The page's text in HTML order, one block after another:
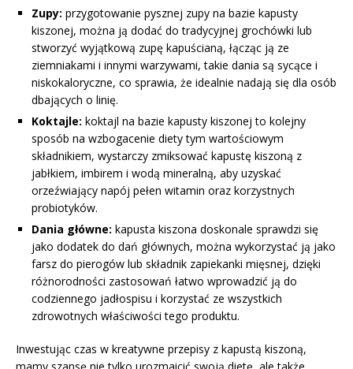
Zupy: przygotowanie pysznej zupy na bazie kapusty
kiszonej, można ją dodać do tradycyjnej grochówki lub
stworzyć wyjątkową zupę kapuścianą, łącząc ją ze
ziemniakami i innymi warzywami, takie dania są sycące i
niskokaloryczne, co sprawia, że idealnie nadają się dla osób
dbających o linię.
Koktajle: koktajl na bazie kapusty kiszonej to kolejny
sposób na wzbogacenie diety tym wartościowym
składnikiem, wystarczy zmiksować kapustę kiszoną z
jabłkiem, imbirem i wodą mineralną, aby uzyskać
orzeźwiający napój pełen witamin oraz korzystnych
probiotyków.
Dania główne: kapusta kiszona doskonale sprawdzi się
jako dodatek do dań głównych, można wykorzystać ją jako
farsz do pierogów lub składnik zapiekanki mięsnej, dzięki
różnorodności zastosowań łatwo wprowadzić ją do
codziennego jadłospisu i korzystać ze wszystkich
zdrowotnych właściwości tego produktu.
Inwestując czas w kreatywne przepisy z kapustą kiszoną,
mamy szansę nie tylko urozmaicić swoją dietę, ale także